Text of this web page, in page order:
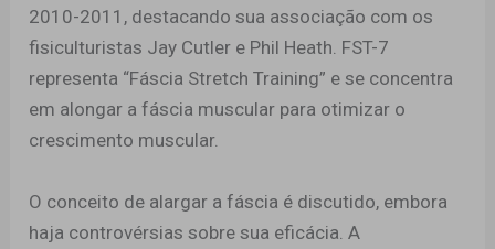
2010-2011, destacando sua associação com os
fisiculturistas Jay Cutler e Phil Heath. FST-7
representa “Fáscia Stretch Training” e se concentra
em alongar a fáscia muscular para otimizar o
crescimento muscular.
O conceito de alargar a fáscia é discutido, embora
haja controvérsias sobre sua eficácia. A